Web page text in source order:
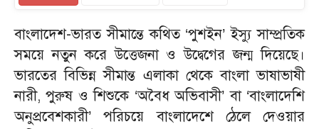
বাংলাদেশ-ভারত সীমান্তে কথিত ‘পুশইন’ ইস্যু সাম্প্রতিক
সময়ে নতুন করে উত্তেজনা ও উদ্বেগের জন্ম দিয়েছে।
ভারতের বিভিন্ন সীমান্ত এলাকা থেকে বাংলা ভাষাভাষী
নারী, পুরুষ ও শিশুকে ‘অবৈধ অভিবাসী’ বা ‘বাংলাদেশি
অনুপ্রবেশকারী’ পরিচয়ে বাংলাদেশে ঠেলে দেওয়ার